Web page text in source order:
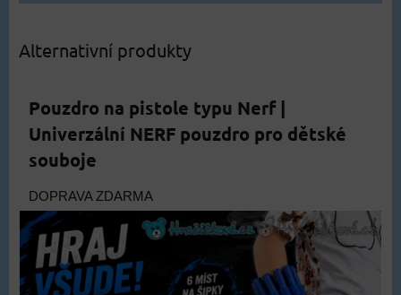
Alternativní produkty
Pouzdro na pistole typu Nerf |
Univerzální NERF pouzdro pro dětské
souboje
DOPRAVA ZDARMA